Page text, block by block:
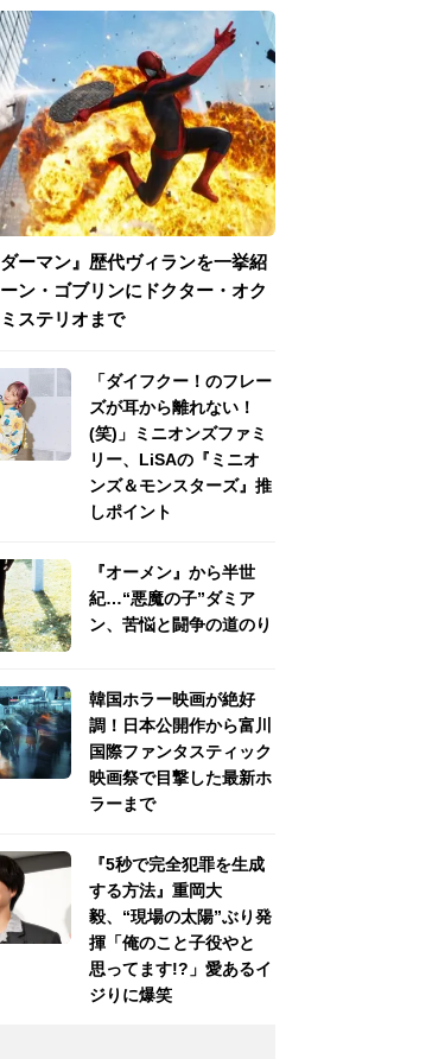
ダーマン』歴代ヴィランを一挙紹
ン・ゴブリンにドクター・オク
ステリオまで
「ダイフクー！のフレー
ズが耳から離れない！
(笑)」ミニオンズファミ
リー、LiSAの『ミニオ
ンズ＆モンスターズ』推
しポイント
『オーメン』から半世
紀…“悪魔の子”ダミア
ン、苦悩と闘争の道のり
韓国ホラー映画が絶好
調！日本公開作から富川
国際ファンタスティック
映画祭で目撃した最新ホ
ラーまで
『5秒で完全犯罪を生成
する方法』重岡大
毅、“現場の太陽”ぶり発
揮「俺のこと子役やと
思ってます!?」愛あるイ
ジりに爆笑